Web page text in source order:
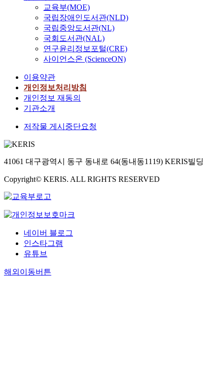
교육부(MOE)
국립장애인도서관(NLD)
국립중앙도서관(NL)
국회도서관(NAL)
연구윤리정보포털(CRE)
사이언스온 (ScienceON)
이용약관
개인정보처리방침
개인정보 재동의
기관소개
저작물 게시중단요청
41061 대구광역시 동구 동내로 64(동내동1119) KERIS빌딩
Copyright© KERIS. ALL RIGHTS RESERVED
네이버 블로그
인스타그램
유튜브
해외이동버튼